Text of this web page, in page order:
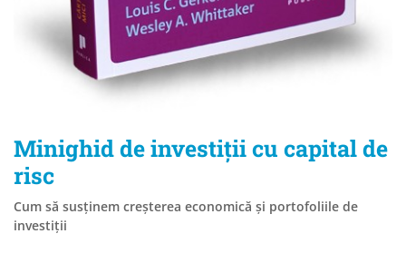
Minighid de investiţii cu capital de
risc
Cum să susţinem creşterea economică şi portofoliile de
investiţii